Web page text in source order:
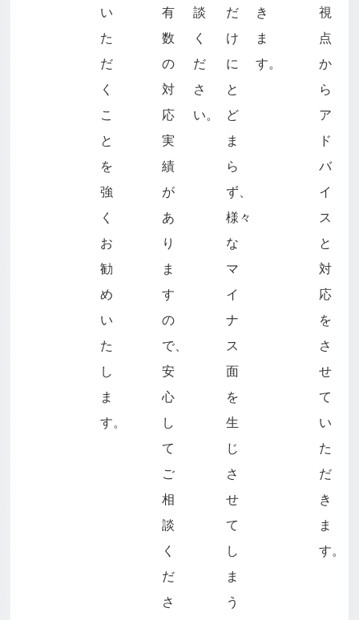
い
た
だ
く
こ
と
を
強
く
お
勧
め
い
た
し
ま
す。
有
数
の
対
応
実
績
が
あ
り
ま
す
の
で、
安
心
し
て
ご
相
談
く
だ
さ
談
く
だ
さ
い。
だ
け
に
と
ど
ま
ら
ず、
様々
な
マ
イ
ナ
ス
面
を
生
じ
さ
せ
て
し
ま
う
き
ま
す。
視
点
か
ら
ア
ド
バ
イ
ス
と
対
応
を
さ
せ
て
い
た
だ
き
ま
す。